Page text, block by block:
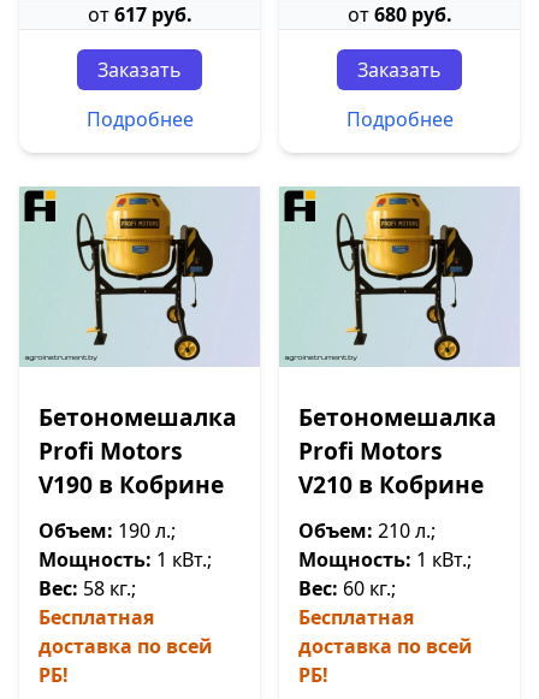
от617 руб.
Заказать
Подробнее
от680 руб.
Заказать
Подробнее
Бетономешалка
Profi Motors
V190 в Кобрине
Объем: 190 л.;
Мощность: 1 кВт.;
Вес: 58 кг.;
Бесплатная
доставка по всей
РБ!
Бетономешалка
Profi Motors
V210 в Кобрине
Объем: 210 л.;
Мощность: 1 кВт.;
Вес: 60 кг.;
Бесплатная
доставка по всей
РБ!